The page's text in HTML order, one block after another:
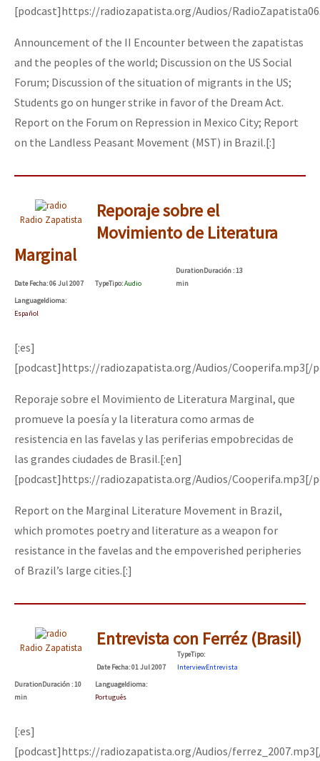
[podcast]https://radiozapatista.org/Audios/
Announcement of the II Encounter between the zapatistas
and the peoples of the world; Discussion on the US Social
Forum; Discussion of the situation of migrants in the US;
Students go on hunger strike in favor of the Dream Act.
Report on the Forum on Repression in Mexico City; Report
on the Landless Peasant Movement (MST) in Brazil.[:]
Radio Zapatista
Reporaje sobre el
Movimiento de Literatura
Marginal
DateFecha: 06 Jul 2007 TypeTipo:Audio
DurationDuración: 13
min
LanguageIdioma:
Español
[:es]
[podcast]https://radiozapatista.org/Audios/Cooperifa.mp3[/
Reporaje sobre el Movimiento de Literatura Marginal, que
promueve la poesía y la literatura como armas de
resistencia en las favelas y las periferias empobrecidas de
las grandes ciudades de Brasil.[:en]
[podcast]https://radiozapatista.org/Audios/Cooperifa.mp3[/
Report on the Marginal Literature Movement in Brazil,
which promotes poetry and literature as a weapon for
resistance in the favelas and the empoverished peripheries
of Brazil’s large cities.[:]
Radio Zapatista Entrevista con Ferréz (Brasil)
DateFecha: 01 Jul 2007
TypeTipo:
InterviewEntrevista
DurationDuración: 10
min
LanguageIdioma:
Português
[:es]
[podcast]https://radiozapatista.org/Audios/